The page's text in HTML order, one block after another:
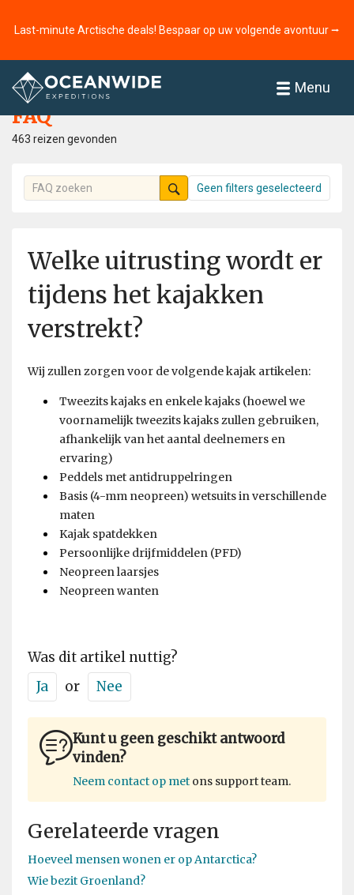
Last-minute Arctische deals! Bespaar op uw volgende avontuur ⭢
Menu
Home
FAQ
463 reizen gevonden
Geen filters geselecteerd
Welke uitrusting wordt er
tijdens het kajakken
verstrekt?
Wij zullen zorgen voor de volgende kajak artikelen:
Tweezits kajaks en enkele kajaks (hoewel we
voornamelijk tweezits kajaks zullen gebruiken,
afhankelijk van het aantal deelnemers en
ervaring)
Peddels met antidruppelringen
Basis (4-mm neopreen) wetsuits in verschillende
maten
Kajak spatdekken
Persoonlijke drijfmiddelen (PFD)
Neopreen laarsjes
Neopreen wanten
Was dit artikel nuttig?
Ja
or Nee
Kunt u geen geschikt antwoord
vinden?
Neem contact op met ons support team.
Gerelateerde vragen
Hoeveel mensen wonen er op Antarctica?
Wie bezit Groenland?